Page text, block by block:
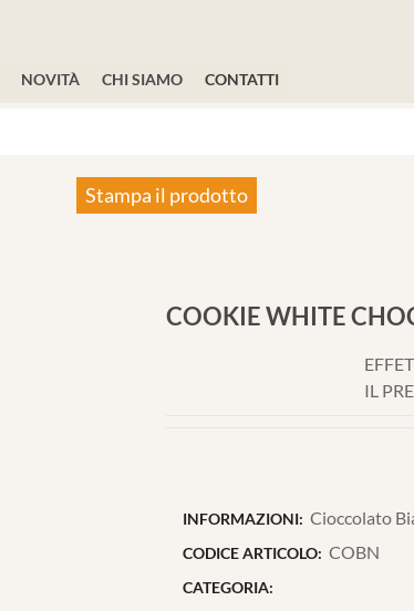
NOVITÀ CHI SIAMO CONTATTI
Stampa il prodotto
COOKIE WHITE
IL
INFORMAZIONI: Cioccolato
CODICE ARTICOLO: COBN
CATEGORIA: